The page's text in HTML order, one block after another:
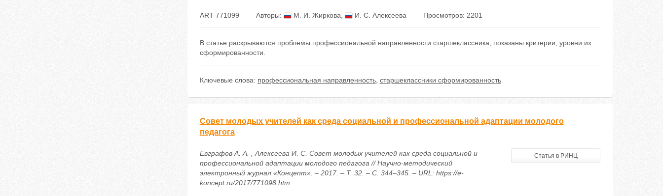
ART 771099 Авторы: М. И. Жиркова И. С. Алексеева Просмотров: 2201
В статье раскрываются проблемы профессиональной направленности старшеклассника, показаны критерии, уровни их
сформированности.
Ключевые слова: профессиональная направленность, старшеклассники сформированность
Совет молодых учителей как среда социальной и профессиональной адаптации молодого
педагога
Евграфов А. А. , Алексеева И. С. Совет молодых учителей как среда социальной и
профессиональной адаптации молодого педагога // Научно-методический
электронный журнал «Концепт». – 2017. – Т. 32. – С. 344–345. – URL: https://e-
koncept.ru/2017/771098.htm
Статья в РИНЦ